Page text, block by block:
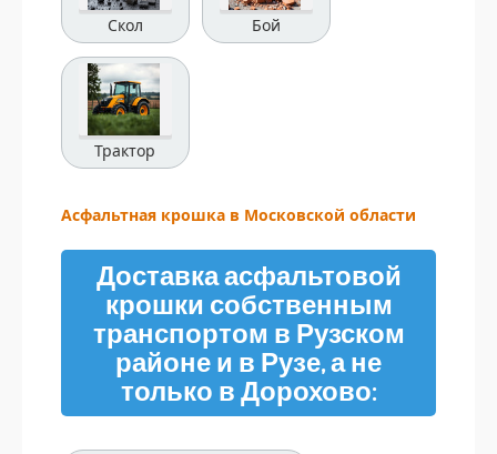
Скол Бой
Трактор
Асфальтная крошка в Московской области
Доставка асфальтовой
крошки собственным
транспортом в Рузском
районе и в Рузе, а не
только в Дорохово: